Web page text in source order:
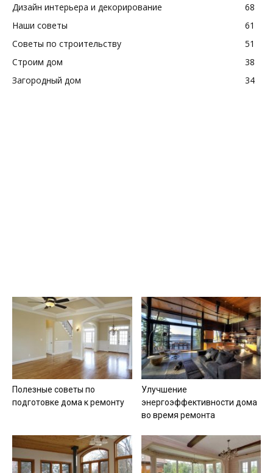
Дизайн интерьера и декорирование
68
Наши советы
61
Советы по строительству
51
Строим дом
38
Загородный дом
34
Полезные советы по
подготовке дома к ремонту
Улучшение
энергоэффективности дома
во время ремонта